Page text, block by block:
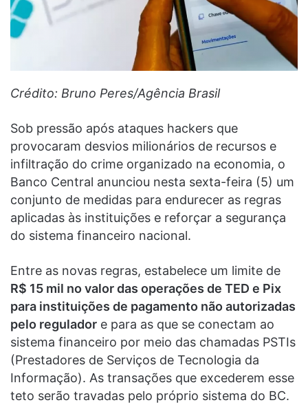
Crédito: Bruno Peres/Agência Brasil
Sob pressão após ataques hackers que
provocaram desvios milionários de recursos e
infiltração do crime organizado na economia, o
Banco Central anunciou nesta sexta-feira (5) um
conjunto de medidas para endurecer as regras
aplicadas às instituições e reforçar a segurança
do sistema financeiro nacional.
Entre as novas regras, estabelece um limite de
R$ 15 mil no valor das operações de TED e Pix
para instituições de pagamento não autorizadas
pelo regulador e para as que se conectam ao
sistema financeiro por meio das chamadas PSTIs
(Prestadores de Serviços de Tecnologia da
Informação). As transações que excederem esse
teto serão travadas pelo próprio sistema do BC.